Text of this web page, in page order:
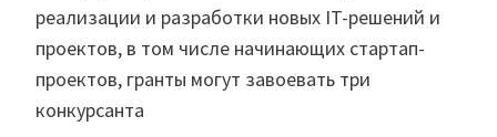
реализации и разработки новых IT-решений и
проектов, в том числе начинающих стартап-
проектов, гранты могут завоевать три
конкурсанта